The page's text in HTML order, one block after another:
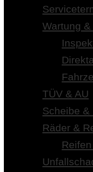
Wartung
TÜV & AU
Scheibe &
Räder &